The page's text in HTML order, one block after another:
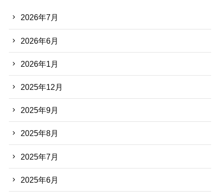
2026年7月
2026年6月
2026年1月
2025年12月
2025年9月
2025年8月
2025年7月
2025年6月